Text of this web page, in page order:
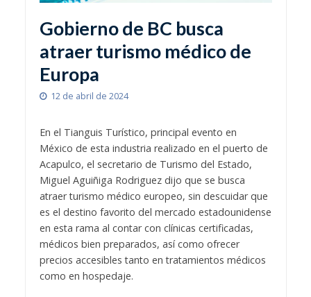
Gobierno de BC busca
atraer turismo médico de
Europa
12 de abril de 2024
En el Tianguis Turístico, principal evento en
México de esta industria realizado en el puerto de
Acapulco, el secretario de Turismo del Estado,
Miguel Aguiñiga Rodriguez dijo que se busca
atraer turismo médico europeo, sin descuidar que
es el destino favorito del mercado estadounidense
en esta rama al contar con clínicas certificadas,
médicos bien preparados, así como ofrecer
precios accesibles tanto en tratamientos médicos
como en hospedaje.